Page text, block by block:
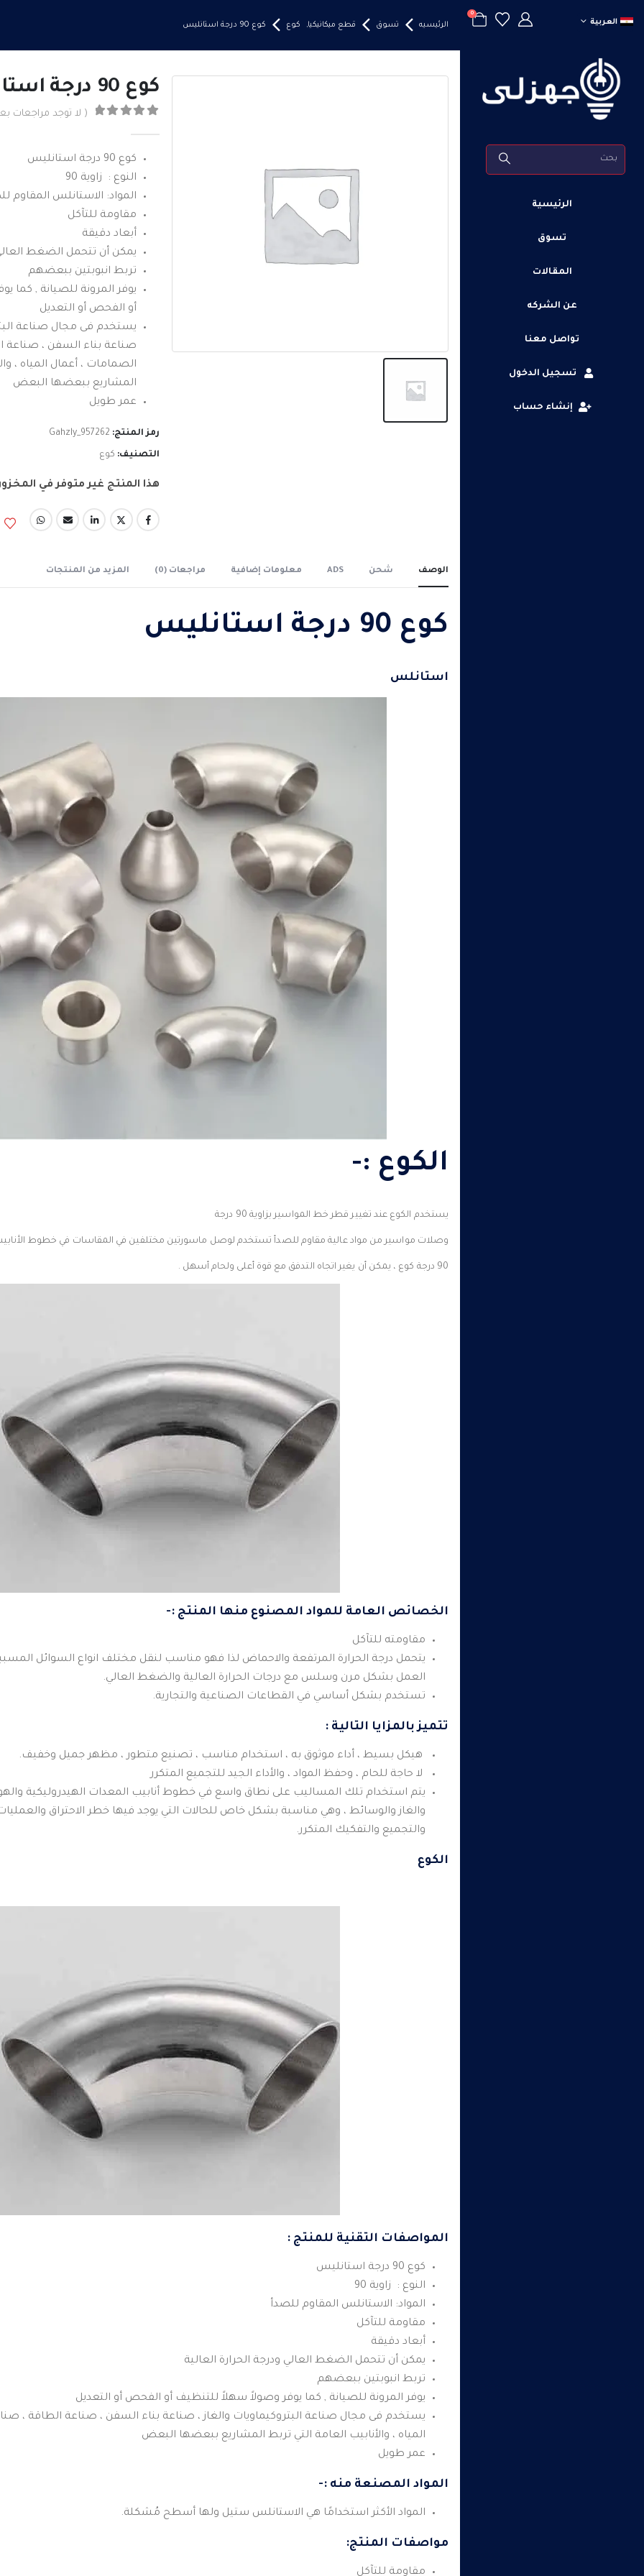
العربية
0
الرئيسية
تسوق
المقالات
عن الشركه
تواصل معنا
تسجيل الدخول
إنشاء حساب
الرئيسيه تسوق قطع ميكانيكيا, كوع كوع 90 درجة استانليس
كوع 90 درجة استانليس
( لا توجد مراجعات
كوع 90 درجة استانليس
النوع : زاوية 90
المواد: الاستانلس المقاوم
مقاومة للتآكل
أبعاد دقيقة
يمكن أن تتحمل الضغط العالي
تربط انبوبتين ببعضهم
يوفر المرونة للصيانة , كما
أو الفحص أو التعديل
يستخدم فى مجال صناعة
صناعة بناء السفن ، صناعة
الصمامات ، أعمال المياه ،
المشاريع ببعضها البعض
عمر طويل
رمز المنتج: Gahzly_957262
التصنيف: كوع
هذا المنتج غير متوفر في
الوصف شحن ADS معلومات إضافية مراجعات (0) المزيد من المنتجات
كوع 90 درجة استانليس
استانلس
الكوع :-
يستخدم الكوع عند تغيير قطر خط المواسير بزاوية 90 درجة
وصلات مواسير من مواد عالية مقاوم للصدأ تستخدم لوصل ماسورتين مختلفين في المقاسات في خطوط
90 درجة كوع ، يمكن أن يغير اتجاه التدفق مع قوة أعلى ولحام أسهل .
الخصائص العامة للمواد المصنوع منها المنتج :-
مقاومته للتآكل
يتحمل درجة الحرارة المرتفعة والاحماض لذا فهو مناسب لنقل مختلف انواع السوائل
العمل بشكل مرن وسلس مع درجات الحرارة العالية والضغط العالي.
تستخدم بشكل أساسي في القطاعات الصناعية والتجارية.
تتميز بالمزايا التالية :
هيكل بسيط ، أداء موثوق به ، استخدام مناسب ، تصنيع متطور ، مظهر جميل وخفيف.
لا حاجة للحام ، وحفظ المواد ، والأداء الجيد للتجميع المتكرر
يتم استخدام تلك المساليب على نطاق واسع في خطوط أنابيب المعدات الهيدروليكية
والغاز والوسائط ، وهي مناسبة بشكل خاص للحالات التي يوجد فيها خطر الاحتراق
والتجميع والتفكيك المتكرر.
الكوع
المواصفات التقنية للمنتج :
كوع 90 درجة استانليس
النوع : زاوية 90
المواد: الاستانلس المقاوم للصدأ
مقاومة للتآكل
أبعاد دقيقة
يمكن أن تتحمل الضغط العالي ودرجة الحرارة العالية
تربط انبوبتين ببعضهم
يوفر المرونة للصيانة , كما يوفر وصولاً سهلاً للتنظيف أو الفحص أو التعديل
يستخدم فى مجال صناعة البتروكيماويات والغاز ، صناعة بناء السفن ، صناعة الطاقة ،
المياه ، والأنابيب العامة التي تربط المشاريع ببعضها البعض
عمر طويل
المواد المصنعة منه :-
المواد الأكثر استخدامًا هي الاستانلس ستيل ولها أسطح مُشكلة.
مواصفات المنتج:
مقاومة للتآكل